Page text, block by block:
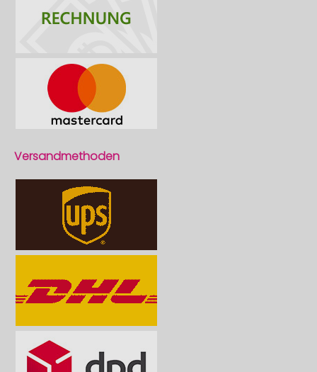
Versandmethoden